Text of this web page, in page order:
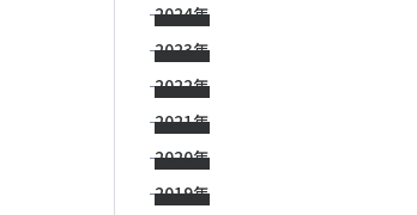
2024年
2023年
2022年
2021年
2020年
2019年